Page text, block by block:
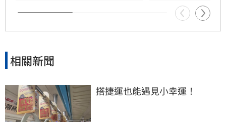
相關新聞
搭捷運也能遇見小幸運！